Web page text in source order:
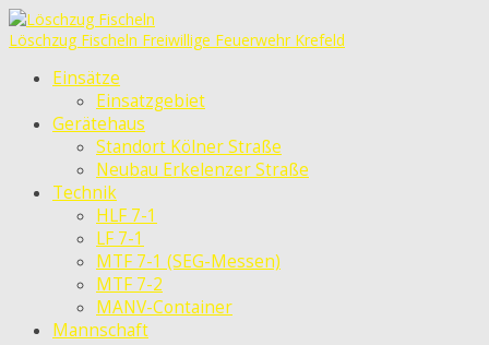
Löschzug Fischeln Freiwillige Feuerwehr Krefeld
Einsätze
Einsatzgebiet
Gerätehaus
Standort Kölner Straße
Neubau Erkelenzer Straße
Technik
HLF 7-1
LF 7-1
MTF 7-1 (SEG-Messen)
MTF 7-2
MANV-Container
Mannschaft